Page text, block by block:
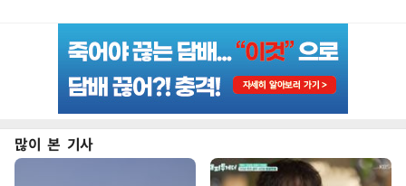
많이 본 기사